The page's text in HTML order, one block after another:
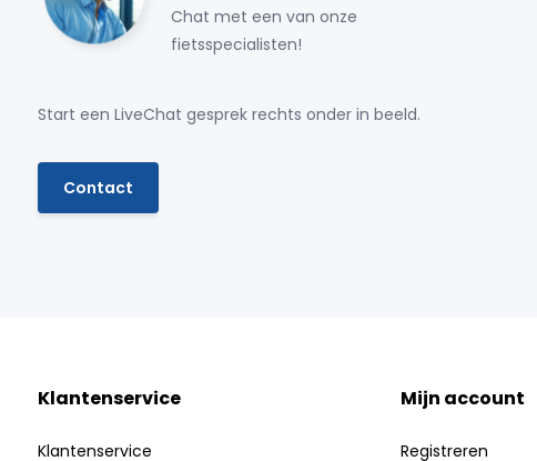
Chat met een van onze
fietsspecialisten!
Start een LiveChat gesprek rechts onder in beeld.
Contact
Klantenservice
Klantenservice
Mijn account
Registreren